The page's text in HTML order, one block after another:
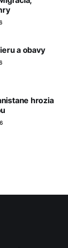
a obavy
hrozia